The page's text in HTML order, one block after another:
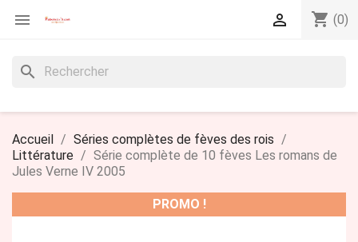
 shopping_cart (0)

search
Accueil
Séries complètes de fèves des rois
Littérature
Série complète de 10 fèves Les romans de
Jules Verne IV 2005
PROMO !